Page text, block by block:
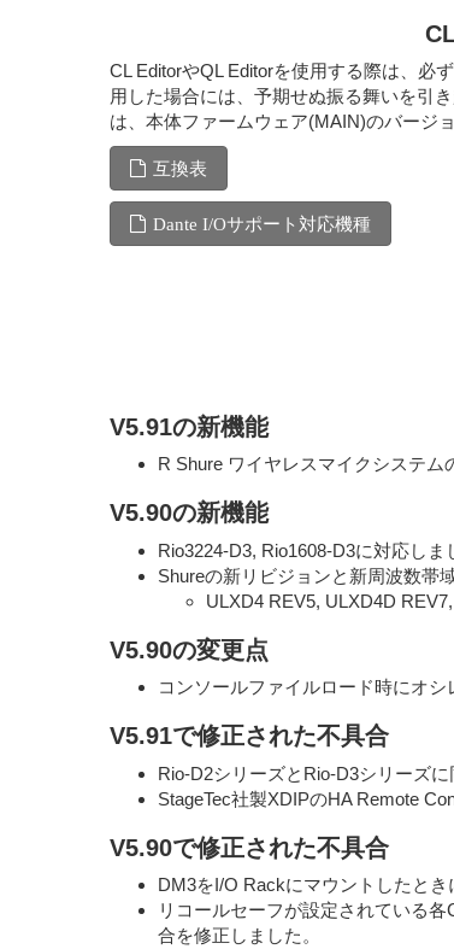
CL EditorやQL Editorを使用する際は、必
用した場合には、予期せぬ振る舞いを引
は、本体ファームウェア(MAIN)のバージ
互換表
Dante I/Oサポート対応機種
V5.91の新機能
R Shure ワイヤレスマイクシステム
V5.90の新機能
Rio3224-D3, Rio1608-D3に対応しま
Shureの新リビジョンと新周波数帯
ULXD4 REV5, ULXD4D
V5.90の変更点
コンソールファイルロード時にオシ
V5.91で修正された不具合
Rio-D2シリーズとRio-D3シリーズ
StageTec社製XDIPのHA Remote
V5.90で修正された不具合
DM3をI/O Rackにマウントしたとき
リコールセーフが設定されている
合を修正しました。